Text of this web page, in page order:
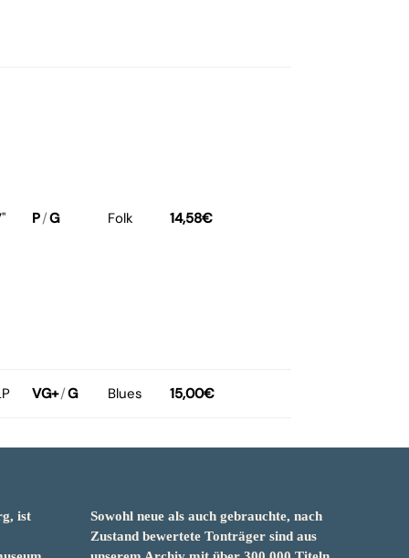
P/G Folk 14,58€
VG+/G Blues 15,00€
ist
Sowohl neue als auch gebrauchte, nach
Zustand bewertete Tonträger sind aus